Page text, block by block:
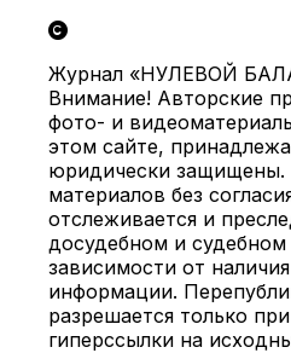
Журнал «НУЛЕВОЙ
Внимание! Авторские
фото- и
этом сайте,
юридически защищены.
материалов без
отслеживается и
досудебном и
зависимости от
информации.
разрешается только
гиперссылки на